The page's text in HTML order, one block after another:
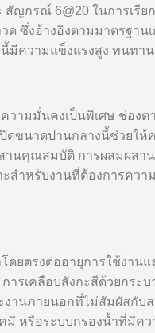
ญกรณ์ 6@20 ในการเรี
ซึ่งอ้างอิงตามมาตรฐานเ
มีความแข็งแรงสูง ทนทา
มมั่นคงเป็นพิเศษ ช่องตา
ดขนาดปานกลางนี้ช่วยใ
านคุณสมบัติ การผสมผสา
ะสำหรับงานที่ต้องการคว
ดยตรงต่ออายุการใช้งา
ารเคลือบสังกะสีด้วยกระ
านภายนอกที่ไม่สัมผัสกับ
หรือระบบกรองน้ำที่มีคว